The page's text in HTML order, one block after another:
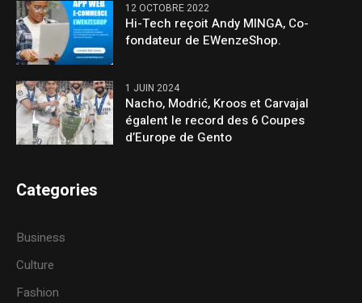
12 OCTOBRE 2022
Hi-Tech reçoit Andy MINGA, Co-
fondateur de EWenzeShop.
1 JUIN 2024
Nacho, Modrić, Kroos et Carvajal
égalent le record des 6 Coupes
d’Europe de Gento
Categories
Business
Culture
Fashion